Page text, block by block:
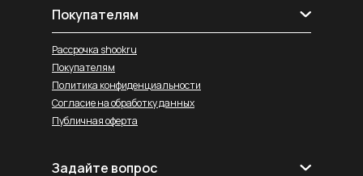
Покупателям
Рассрочка shookru
Покупателям
Политика конфиденциальности
Согласие на обработку данных
Публичная оферта
Задайте вопрос